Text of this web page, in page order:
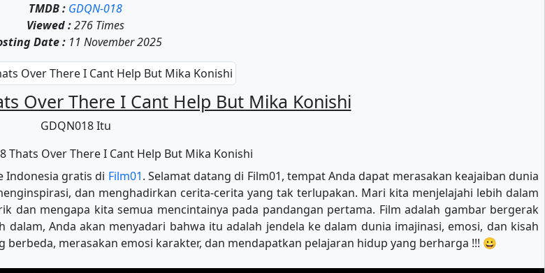
TMDB : GDQN-018
Viewed :276 Times
Date :11 November 2025
Over There I Cant Help But Mika Konishi
GDQN018 Itu
Indonesia gratis di Film01. Selamat datang di Film01, tempat Anda dapat merasakan keajaiban dunia
dan menghadirkan cerita-cerita yang tak terlupakan. Mari kita menjelajahi lebih dalam
dan mengapa kita semua mencintainya pada pandangan pertama. Film adalah gambar bergerak
Anda akan menyadari bahwa itu adalah jendela ke dalam dunia imajinasi, emosi, dan kisah
merasakan emosi karakter, dan mendapatkan pelajaran hidup yang berharga !!! 😀